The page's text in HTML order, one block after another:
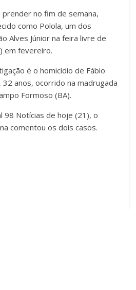
prender no fim de semana,
como Polola, um dos
Alves Júnior na feira livre de
em fevereiro.
é o homicídio de Fábio
32 anos, ocorrido na madrugada
Formoso (BA).
98 Notícias de hoje (21), o
comentou os dois casos.